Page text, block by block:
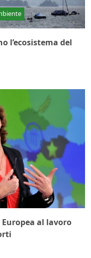
l’ecosistema del
al lavoro